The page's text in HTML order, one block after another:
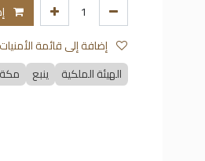
الهيئة الملكية
ينبع مكة